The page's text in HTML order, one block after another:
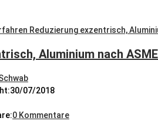
Aluminium nach
30/07/2018
0 Kommentare